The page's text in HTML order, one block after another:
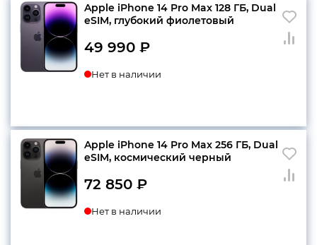
Apple iPhone 14 Pro Max 128 ГБ, Dual
еSIM, глубокий фиолетовый
49 990 ₽
Нет в наличии
Apple iPhone 14 Pro Max 256 ГБ, Dual
еSIM, космический черный
72 850 ₽
Нет в наличии